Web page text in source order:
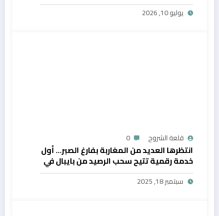
يوليو 10, 2026
قلعة الشروح 0
انتظرها العديد من المغاربة بفارغ الصبر… أول
خدمة رقمية تتيح سحب الرصيد من بايبال في
المغرب
سبتمبر 18, 2025